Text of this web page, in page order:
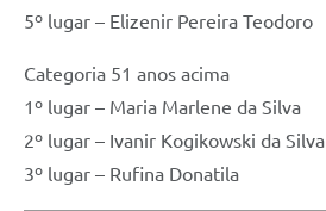
5º lugar – Elizenir Pereira Teodoro
Categoria 51 anos acima
1º lugar – Maria Marlene da Silva
2º lugar – Ivanir Kogikowski da Silva
3º lugar – Rufina Donatila